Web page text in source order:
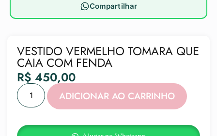
Compartilhar
VESTIDO VERMELHO TOMARA QUE
CAIA COM FENDA
R$ 450,00
ADICIONAR AO CARRINHO